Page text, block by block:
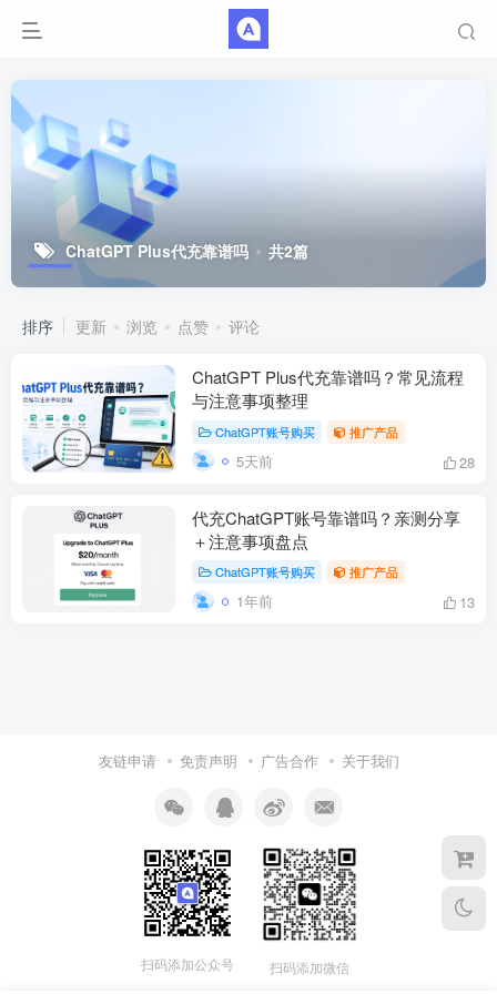
ChatGPT Plus代充靠谱吗 共2篇
排序 更新 浏览 点赞 评论
ChatGPT Plus代充靠谱吗？常见流程
与注意事项整理
ChatGPT账号购买 推广产品
5天前 28
代充ChatGPT账号靠谱吗？亲测分享
＋注意事项盘点
ChatGPT账号购买 推广产品
1年前 13
友链申请 免责声明 广告合作 关于我们
扫码添加公众号 扫码添加微信